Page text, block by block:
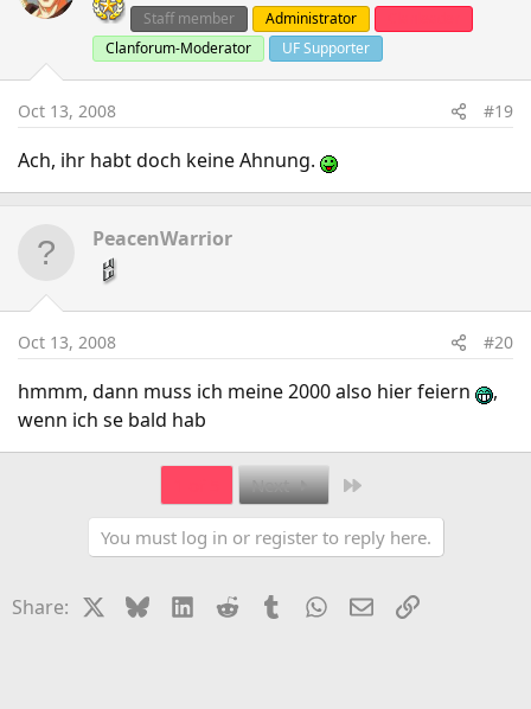
Staff member Administrator
Clanforum-Moderator
UF Supporter
Oct 13, 2008 #19
Ach, ihr habt doch keine Ahnung.
PeacenWarrior
Oct 13, 2008 #20
hmmm, dann muss ich meine 2000 also hier feiern
,
wenn ich se bald hab
Next
You must log in or register to reply here.
Share: BlueskyLinkedIn
Reddit TumblrWhatsApp
EmailLink